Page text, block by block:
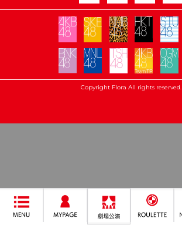
Copyright Flora All rights reserved.